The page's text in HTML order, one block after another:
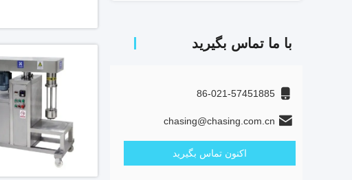
با ما تماس بگیرید
86-021-57451885
chasing@chasing.com.cn
اکنون تماس بگیرید